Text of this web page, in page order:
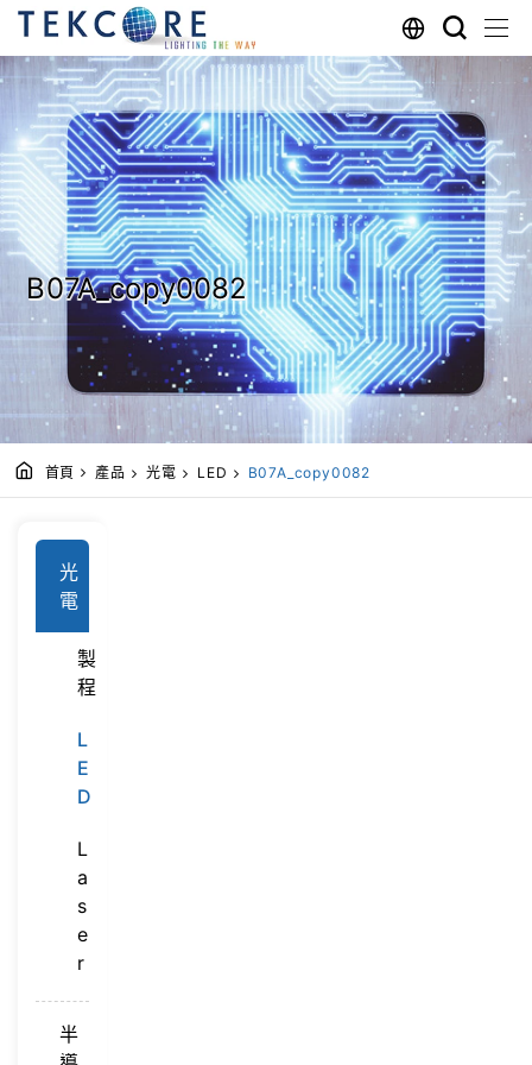
B07A_copy0082
首頁 產品 光電 LED B07A_copy0082
光
電
製
程
L
E
D
L
a
s
e
r
半